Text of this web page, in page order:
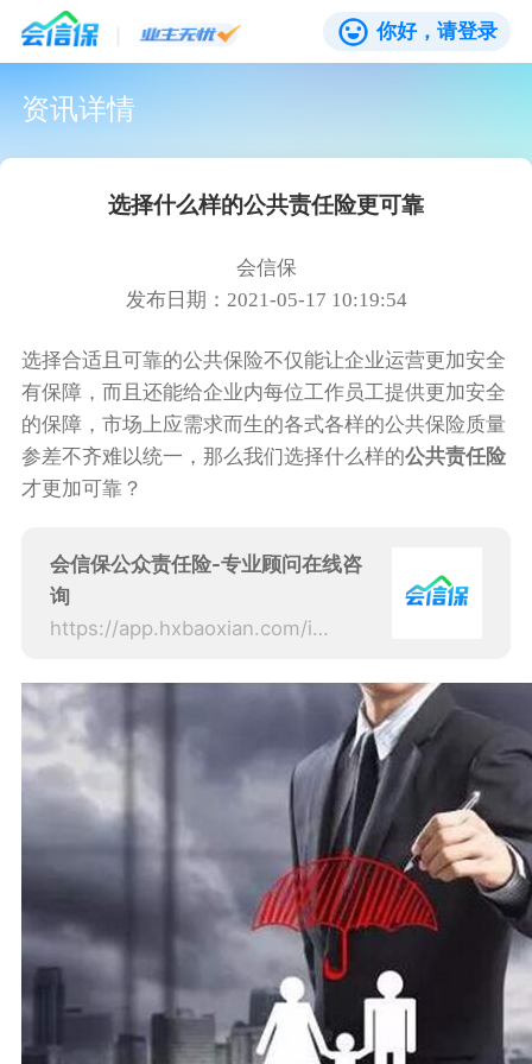
你好，请登录
资讯详情
选择什么样的公共责任险更可靠
会信保
发布日期：2021-05-17 10:19:54
选择合适且可靠的公共保险不仅能让企业运营更加安全
有保障，而且还能给企业内每位工作员工提供更加安全
的保障，市场上应需求而生的各式各样的公共保险质量
参差不齐难以统一，那么我们选择什么样的公共责任险
才更加可靠？
会信保公众责任险-专业顾问在线咨
询
https://app.hxbaoxian.com/insurance?p=1&l=20&t=1&c=0&sourceType=web